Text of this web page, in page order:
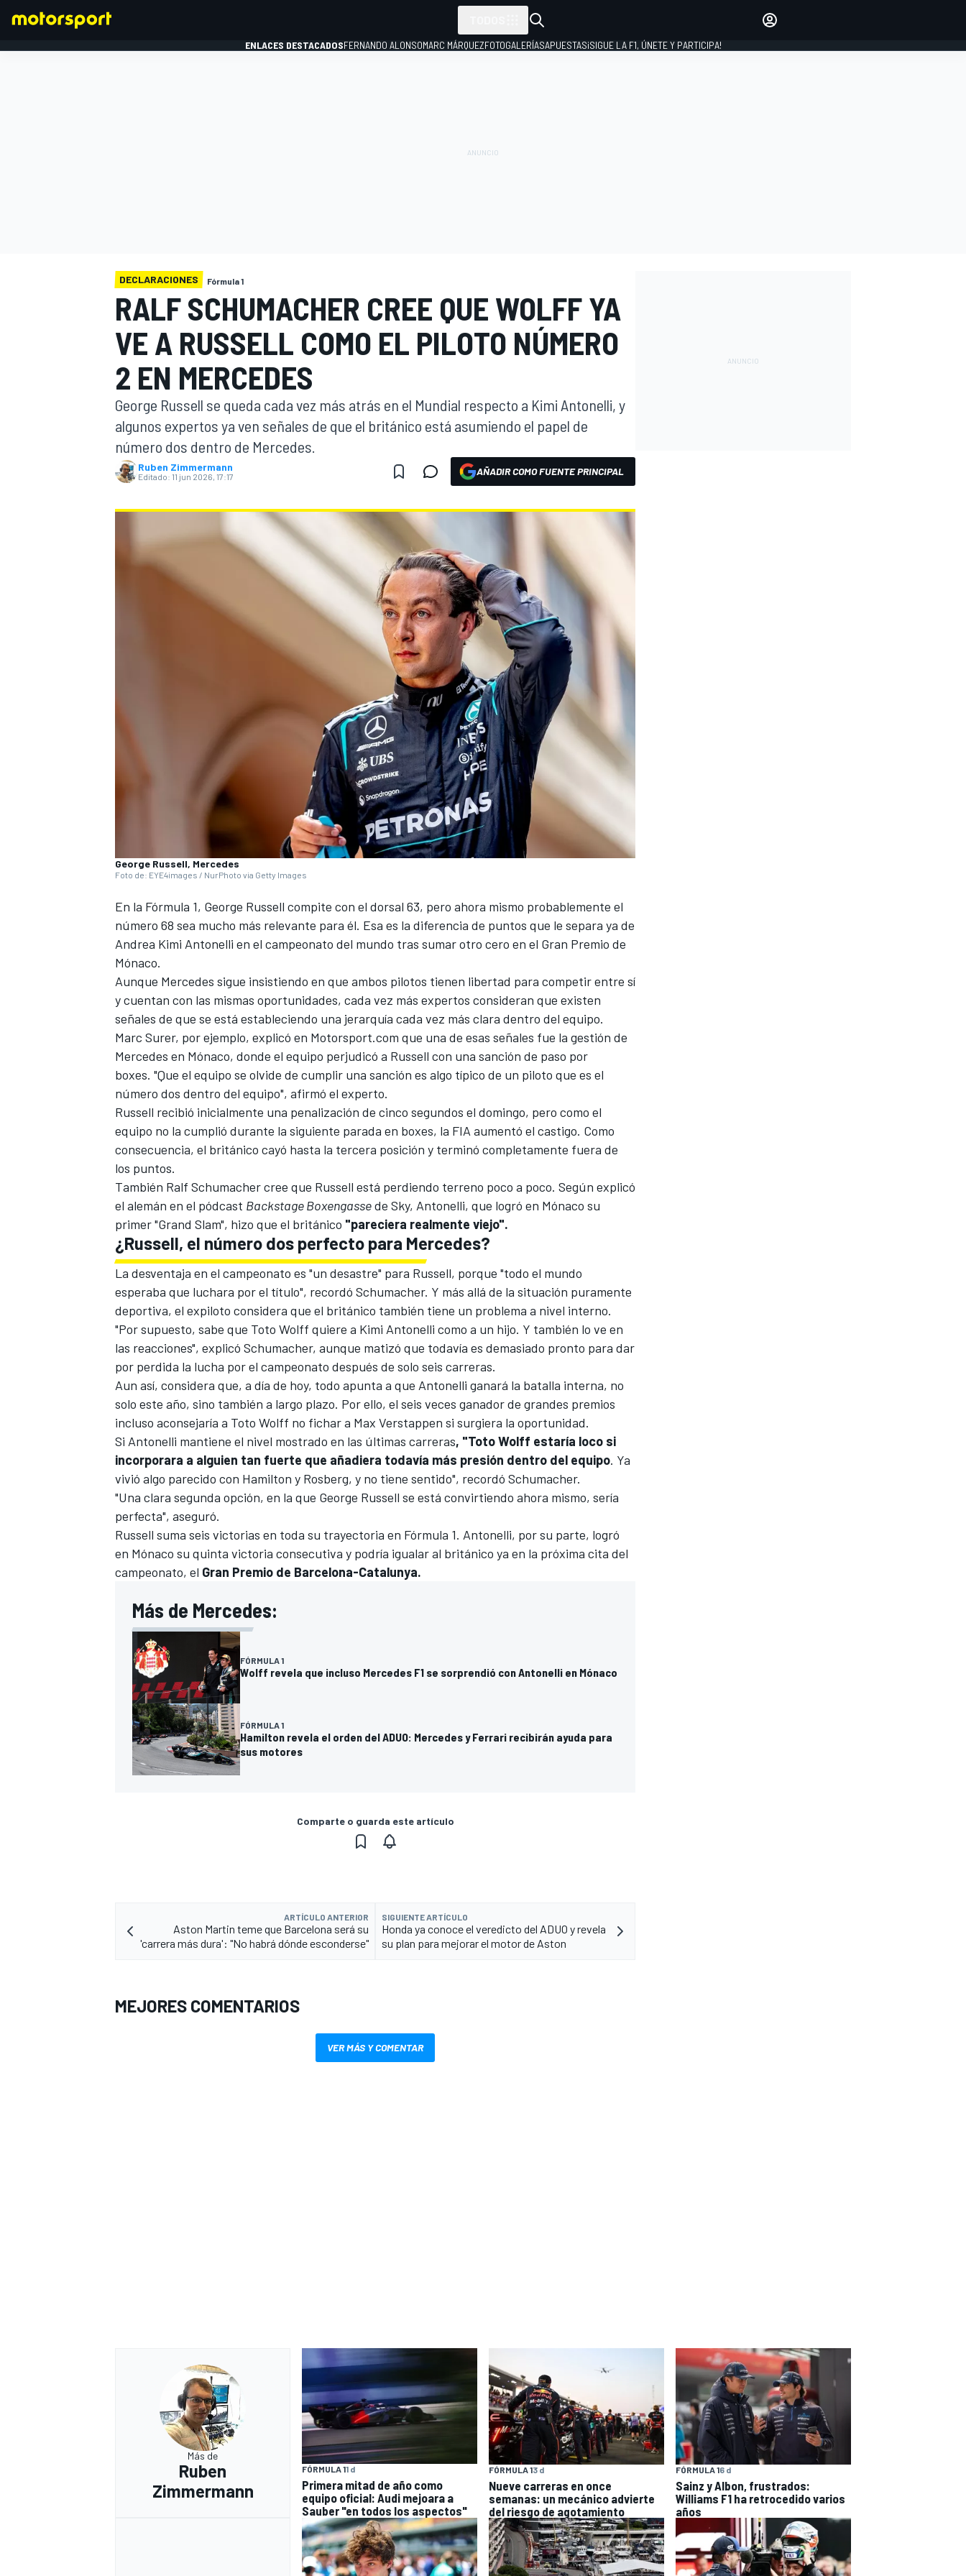
FÓRMULA E
MÁS CATEGORÍAS
ENLACES DESTACADOSFERNANDO ALONSOMARC MÁRQUEZFOTOGALERÍASAPUESTAS¡SIGUE LA F1, ÚNETE Y PARTICIPA!
DECLARACIONES Fórmula 1
RALF SCHUMACHER CREE QUE WOLFF YA
VE A RUSSELL COMO EL PILOTO NÚMERO
2 EN MERCEDES
George Russell se queda cada vez más atrás en el Mundial respecto a Kimi Antonelli, y
algunos expertos ya ven señales de que el británico está asumiendo el papel de
número dos dentro de Mercedes.
Ruben Zimmermann
Editado: 11 jun 2026, 17:17 AÑADIR COMO FUENTE PRINCIPAL
George Russell, Mercedes
Foto de: EYE4images / NurPhoto via Getty Images
En la Fórmula 1, George Russell compite con el dorsal 63, pero ahora mismo probablemente el
número 68 sea mucho más relevante para él. Esa es la diferencia de puntos que le separa ya de
Andrea Kimi Antonelli en el campeonato del mundo tras sumar otro cero en el Gran Premio de
Mónaco.
Aunque Mercedes sigue insistiendo en que ambos pilotos tienen libertad para competir entre sí
y cuentan con las mismas oportunidades, cada vez más expertos consideran que existen
señales de que se está estableciendo una jerarquía cada vez más clara dentro del equipo.
Marc Surer, por ejemplo, explicó en Motorsport.com que una de esas señales fue la gestión de
Mercedes en Mónaco, donde el equipo perjudicó a Russell con una sanción de paso por
boxes. "Que el equipo se olvide de cumplir una sanción es algo típico de un piloto que es el
número dos dentro del equipo", afirmó el experto.
Russell recibió inicialmente una penalización de cinco segundos el domingo, pero como el
equipo no la cumplió durante la siguiente parada en boxes, la FIA aumentó el castigo. Como
consecuencia, el británico cayó hasta la tercera posición y terminó completamente fuera de
los puntos.
También Ralf Schumacher cree que Russell está perdiendo terreno poco a poco. Según explicó
el alemán en el pódcast Backstage Boxengassede Sky, Antonelli, que logró en Mónaco su
primer "Grand Slam", hizo que el británico "pareciera realmente viejo".
¿Russell, el número dos perfecto para Mercedes?
La desventaja en el campeonato es "un desastre" para Russell, porque "todo el mundo
esperaba que luchara por el título", recordó Schumacher. Y más allá de la situación puramente
deportiva, el expiloto considera que el británico también tiene un problema a nivel interno.
"Por supuesto, sabe que Toto Wolff quiere a Kimi Antonelli como a un hijo. Y también lo ve en
las reacciones", explicó Schumacher, aunque matizó que todavía es demasiado pronto para dar
por perdida la lucha por el campeonato después de solo seis carreras.
Aun así, considera que, a día de hoy, todo apunta a que Antonelli ganará la batalla interna, no
solo este año, sino también a largo plazo. Por ello, el seis veces ganador de grandes premios
incluso aconsejaría a Toto Wolff no fichar a Max Verstappen si surgiera la oportunidad.
Si Antonelli mantiene el nivel mostrado en las últimas carreras, "Toto Wolff estaría loco si
incorporara a alguien tan fuerte que añadiera todavía más presión dentro del equipo. Ya
vivió algo parecido con Hamilton y Rosberg, y no tiene sentido", recordó Schumacher.
"Una clara segunda opción, en la que George Russell se está convirtiendo ahora mismo, sería
perfecta", aseguró.
Russell suma seis victorias en toda su trayectoria en Fórmula 1. Antonelli, por su parte, logró
en Mónaco su quinta victoria consecutiva y podría igualar al británico ya en la próxima cita del
campeonato, el Gran Premio de Barcelona-Catalunya.
Más de Mercedes:
FÓRMULA 1
Wolff revela que incluso Mercedes F1 se sorprendió con Antonelli en Mónaco
FÓRMULA 1
Hamilton revela el orden del ADUO: Mercedes y Ferrari recibirán ayuda para
sus motores
Comparte o guarda este artículo
ARTÍCULO ANTERIOR
Aston Martin teme que Barcelona será su
'carrera más dura': "No habrá dónde esconderse"
SIGUIENTE ARTÍCULO
Honda ya conoce el veredicto del ADUO y revela
su plan para mejorar el motor de Aston
MEJORES COMENTARIOS
VER MÁS Y COMENTAR
Más de
Ruben
Zimmermann
FÓRMULA 11 d
Primera mitad de año como
equipo oficial: Audi mejoara a
Sauber "en todos los aspectos"
FÓRMULA 13 d
Nueve carreras en once
semanas: un mecánico advierte
del riesgo de agotamiento
FÓRMULA 16 d
Sainz y Albon, frustrados:
Williams F1 ha retrocedido varios
años